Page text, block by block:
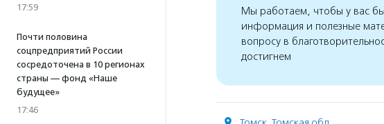
17:59
Почти половина
соцпредприятий России
сосредоточена в 10 регионах
страны — фонд «Наше
будущее»
17:46
Мы работаем, чтобы у вас
информация и полезные
вопросу в
достигнем